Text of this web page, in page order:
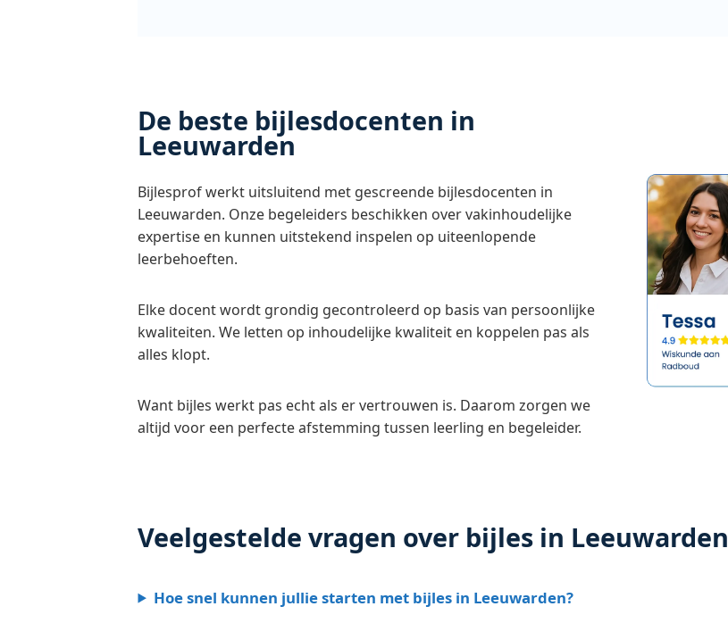
De beste bijlesdocenten in
Leeuwarden
Bijlesprof werkt uitsluitend met gescreende bijlesdocenten in
Leeuwarden. Onze begeleiders beschikken over vakinhoudelijke
expertise en kunnen uitstekend inspelen op uiteenlopende
leerbehoeften.
Elke docent wordt grondig gecontroleerd op basis van persoonlijke
kwaliteiten. We letten op inhoudelijke kwaliteit en koppelen pas als
alles klopt.
Want bijles werkt pas echt als er vertrouwen is. Daarom zorgen we
altijd voor een perfecte afstemming tussen leerling en begeleider.
Veelgestelde vragen over bijles in Leeuwarden
Hoe snel kunnen jullie starten met bijles in Leeuwarden?